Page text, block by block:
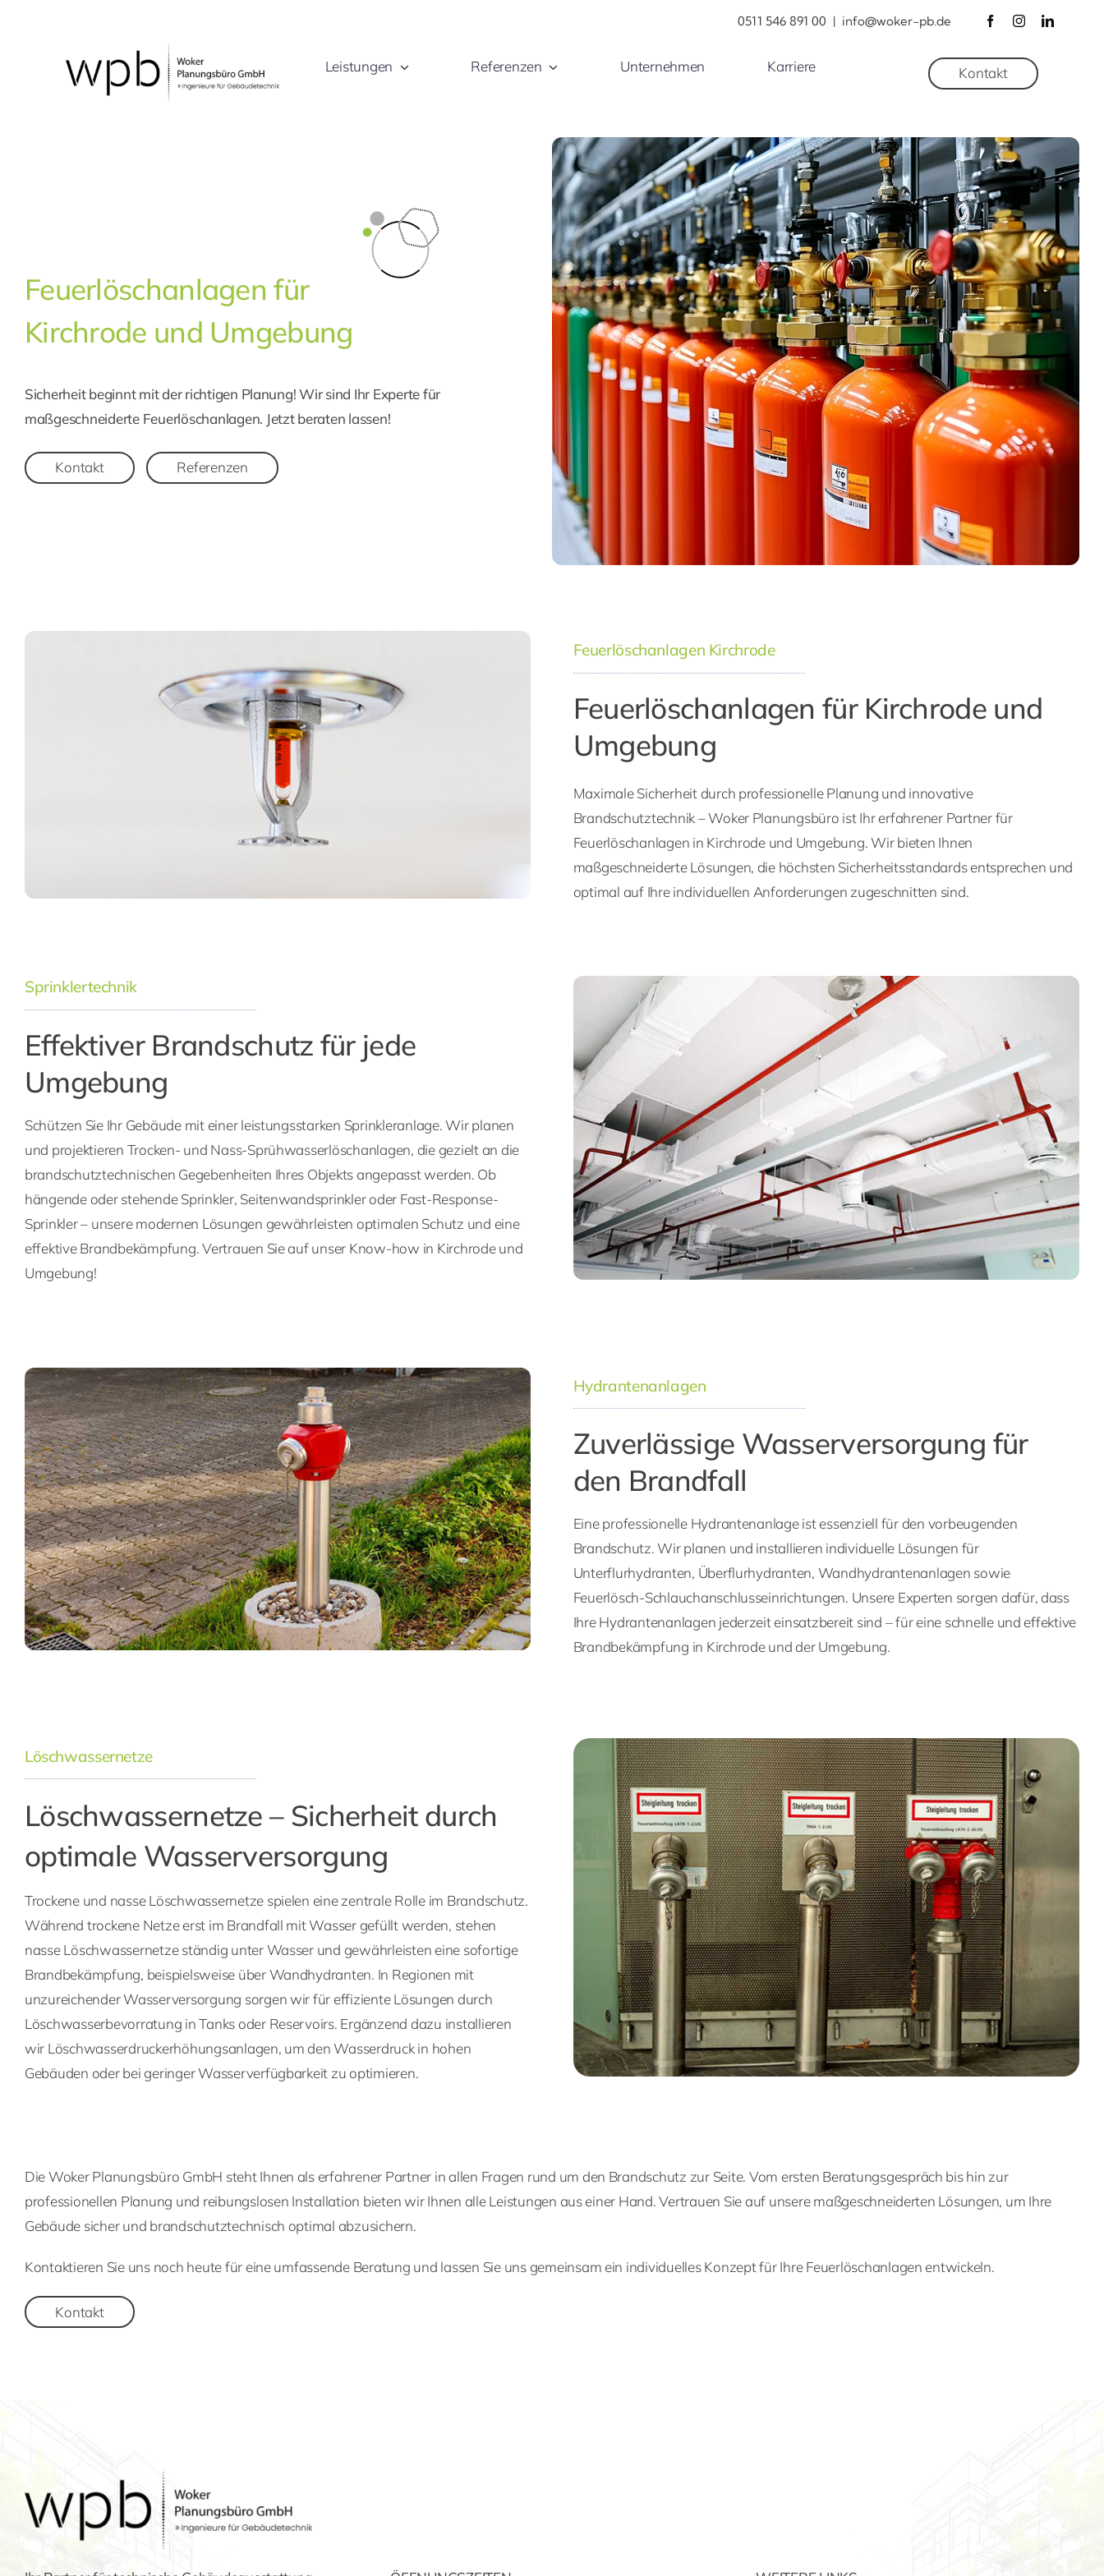
0511 546 891 00 | info@woker-pb.de
Leistungen Referenzen Unternehmen Karriere Kontakt
Feuerlöschanlagen für
Kirchrode und Umgebung
Sicherheit beginnt mit der richtigen Planung! Wir sind Ihr Experte für
maßgeschneiderte Feuerlöschanlagen. Jetzt beraten lassen!
Kontakt Referenzen
Feuerlöschanlagen Kirchrode
Feuerlöschanlagen für Kirchrode und
Umgebung
Maximale Sicherheit durch professionelle Planung und innovative
Brandschutztechnik – Woker Planungsbüro ist Ihr erfahrener Partner für
Feuerlöschanlagen in Kirchrode und Umgebung. Wir bieten Ihnen
maßgeschneiderte Lösungen, die höchsten Sicherheitsstandards entsprechen und
optimal auf Ihre individuellen Anforderungen zugeschnitten sind.
Sprinklertechnik
Effektiver Brandschutz für jede
Umgebung
Schützen Sie Ihr Gebäude mit einer leistungsstarken Sprinkleranlage. Wir planen
und projektieren Trocken- und Nass-Sprühwasserlöschanlagen, die gezielt an die
brandschutztechnischen Gegebenheiten Ihres Objekts angepasst werden. Ob
hängende oder stehende Sprinkler, Seitenwandsprinkler oder Fast-Response-
Sprinkler – unsere modernen Lösungen gewährleisten optimalen Schutz und eine
effektive Brandbekämpfung. Vertrauen Sie auf unser Know-how in Kirchrode und
Umgebung!
Hydrantenanlagen
Zuverlässige Wasserversorgung für
den Brandfall
Eine professionelle Hydrantenanlage ist essenziell für den vorbeugenden
Brandschutz. Wir planen und installieren individuelle Lösungen für
Unterflurhydranten, Überflurhydranten, Wandhydrantenanlagen sowie
Feuerlösch-Schlauchanschlusseinrichtungen. Unsere Experten sorgen dafür, dass
Ihre Hydrantenanlagen jederzeit einsatzbereit sind – für eine schnelle und effektive
Brandbekämpfung in Kirchrode und der Umgebung.
Löschwassernetze
Löschwassernetze – Sicherheit durch
optimale Wasserversorgung
Trockene und nasse Löschwassernetze spielen eine zentrale Rolle im Brandschutz.
Während trockene Netze erst im Brandfall mit Wasser gefüllt werden, stehen
nasse Löschwassernetze ständig unter Wasser und gewährleisten eine sofortige
Brandbekämpfung, beispielsweise über Wandhydranten. In Regionen mit
unzureichender Wasserversorgung sorgen wir für effiziente Lösungen durch
Löschwasserbevorratung in Tanks oder Reservoirs. Ergänzend dazu installieren
wir Löschwasserdruckerhöhungsanlagen, um den Wasserdruck in hohen
Gebäuden oder bei geringer Wasserverfügbarkeit zu optimieren.
Die Woker Planungsbüro GmbH steht Ihnen als erfahrener Partner in allen Fragen rund um den Brandschutz zur Seite. Vom ersten Beratungsgespräch bis hin zur
professionellen Planung und reibungslosen Installation bieten wir Ihnen alle Leistungen aus einer Hand. Vertrauen Sie auf unsere maßgeschneiderten Lösungen, um Ihre
Gebäude sicher und brandschutztechnisch optimal abzusichern.
Kontaktieren Sie uns noch heute für eine umfassende Beratung und lassen Sie uns gemeinsam ein individuelles Konzept für Ihre Feuerlöschanlagen entwickeln.
Kontakt